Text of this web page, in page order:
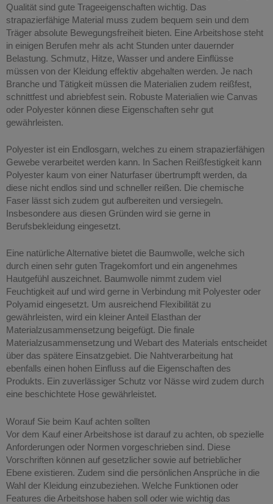
Qualität sind gute Trageeigenschaften wichtig. Das
strapazierfähige Material muss zudem bequem sein und dem
Träger absolute Bewegungsfreiheit bieten. Eine Arbeitshose steht
in einigen Berufen mehr als acht Stunden unter dauernder
Belastung. Schmutz, Hitze, Wasser und andere Einflüsse
müssen von der Kleidung effektiv abgehalten werden. Je nach
Branche und Tätigkeit müssen die Materialien zudem reißfest,
schnittfest und abriebfest sein. Robuste Materialien wie Canvas
oder Polyester können diese Eigenschaften sehr gut
gewährleisten.
Polyester ist ein Endlosgarn, welches zu einem strapazierfähigen
Gewebe verarbeitet werden kann. In Sachen Reißfestigkeit kann
Polyester kaum von einer Naturfaser übertrumpft werden, da
diese nicht endlos sind und schneller reißen. Die chemische
Faser lässt sich zudem gut aufbereiten und versiegeln.
Insbesondere aus diesen Gründen wird sie gerne in
Berufsbekleidung eingesetzt.
Eine natürliche Alternative bietet die Baumwolle, welche sich
durch einen sehr guten Tragekomfort und ein angenehmes
Hautgefühl auszeichnet. Baumwolle nimmt zudem viel
Feuchtigkeit auf und wird gerne in Verbindung mit Polyester oder
Polyamid eingesetzt. Um ausreichend Flexibilität zu
gewährleisten, wird ein kleiner Anteil Elasthan der
Materialzusammensetzung beigefügt. Die finale
Materialzusammensetzung und Webart des Materials entscheidet
über das spätere Einsatzgebiet. Die Nahtverarbeitung hat
ebenfalls einen hohen Einfluss auf die Eigenschaften des
Produkts. Ein zuverlässiger Schutz vor Nässe wird zudem durch
eine beschichtete Hose gewährleistet.
Worauf Sie beim Kauf achten sollten
Vor dem Kauf einer Arbeitshose ist darauf zu achten, ob spezielle
Anforderungen oder Normen vorgeschrieben sind. Diese
Vorschriften können auf gesetzlicher sowie auf betrieblicher
Ebene existieren. Zudem sind die persönlichen Ansprüche in die
Wahl der Kleidung einzubeziehen. Welche Funktionen oder
Features die Arbeitshose haben soll oder wie wichtig das